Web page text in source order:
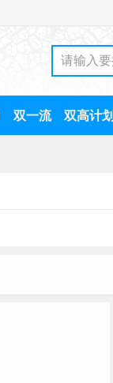
双一流 双高计划